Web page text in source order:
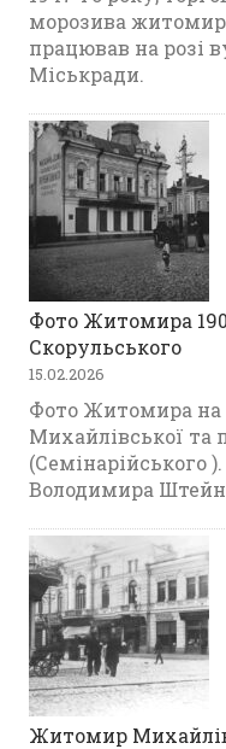
морозива
працював на розі
Міськради.
Фото Житомира
Скорульського
15.02.2026
Фото Житомира на
Михайлівської та
(Семінарійського
Володимира
Житомир